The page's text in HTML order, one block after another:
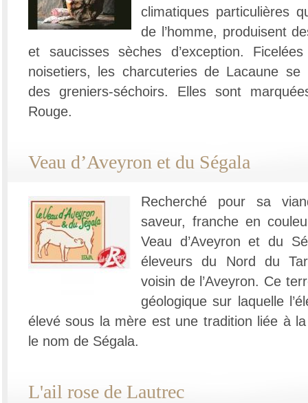
climatiques particulières
de l’homme, produisent
et saucisses sèches d’exception.
noisetiers, les charcuteries de Lacaune se
des greniers-séchoirs. Elles sont
Rouge.
Veau d’Aveyron et du Ségala
Recherché pour sa
saveur, franche en
Veau d’Aveyron et du
éleveurs du Nord du
voisin de l’Aveyron. Ce
géologique sur laquelle
élevé sous la mère est une tradition liée à
le nom de Ségala.
L'ail rose de Lautrec